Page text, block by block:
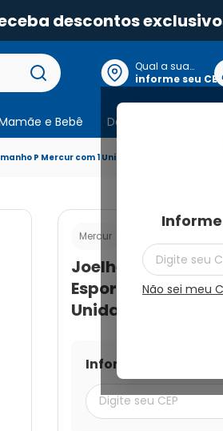
descontos
Qual a sua
localização?
informe seu CEP
Não sei meu
e Bebê Dermocosmeticos
P Mercur com 1 Unidade
Mercur
Joelheira com
Esporte Tamanho
Unidade
Informe seu CEP